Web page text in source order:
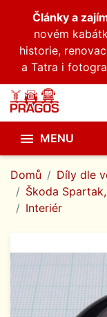
Články a
novém
historie,
a Tatra i
 MENU
Domů Díly dle
Škoda
Interiér